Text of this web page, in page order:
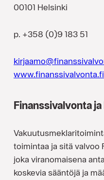
00101 Helsinki
p. +358 (0)9 183 51
www.finanssivalvonta.fi
Finanssivalvonta
toimintaa ja sitä valvoo
joka viranomaisena
koskevia sääntöjä ja